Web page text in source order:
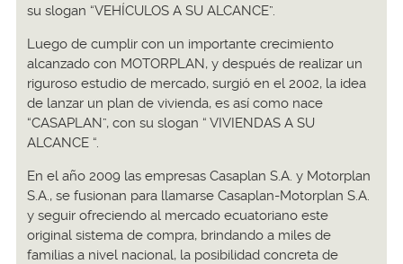
su slogan “VEHÍCULOS A SU ALCANCE”.
Luego de cumplir con un importante crecimiento
alcanzado con MOTORPLAN, y después de realizar un
riguroso estudio de mercado, surgió en el 2002, la idea
de lanzar un plan de vivienda, es así como nace
“CASAPLAN”, con su slogan “ VIVIENDAS A SU
ALCANCE “.
En el año 2009 las empresas Casaplan S.A. y Motorplan
S.A., se fusionan para llamarse Casaplan-Motorplan S.A.
y seguir ofreciendo al mercado ecuatoriano este
original sistema de compra, brindando a miles de
familias a nivel nacional, la posibilidad concreta de